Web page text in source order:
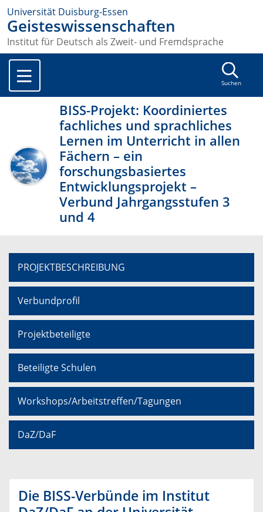
Universität Duisburg-Essen
Geisteswissenschaften
Institut für Deutsch als Zweit- und Fremdsprache
Suchen
BISS-Projekt: Koordiniertes
fachliches und sprachliches
Lernen im Unterricht in allen
Fächern – ein
forschungsbasiertes
Entwicklungsprojekt –
Verbund Jahrgangsstufen 3
und 4
PROJEKTBESCHREIBUNG
Verbundprofil
Projektbeteiligte
Beteiligte Schulen
Workshops/Arbeitstreffen/Tagungen
DaZ/DaF
Die BISS-Verbünde im Institut